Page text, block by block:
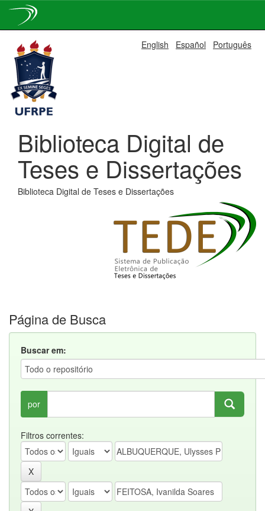
navigation
English Español Português
Biblioteca Digital de
Teses e Dissertações
Biblioteca Digital de Teses e Dissertações
Página de Busca
Buscar em:
por
Filtros correntes: